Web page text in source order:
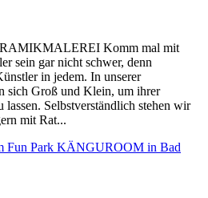
Komm mal mit
sein gar nicht schwer, denn
in jedem. In unserer
sich Groß und Klein, um ihrer
lassen. Selbstverständlich stehen wir
mit Rat...